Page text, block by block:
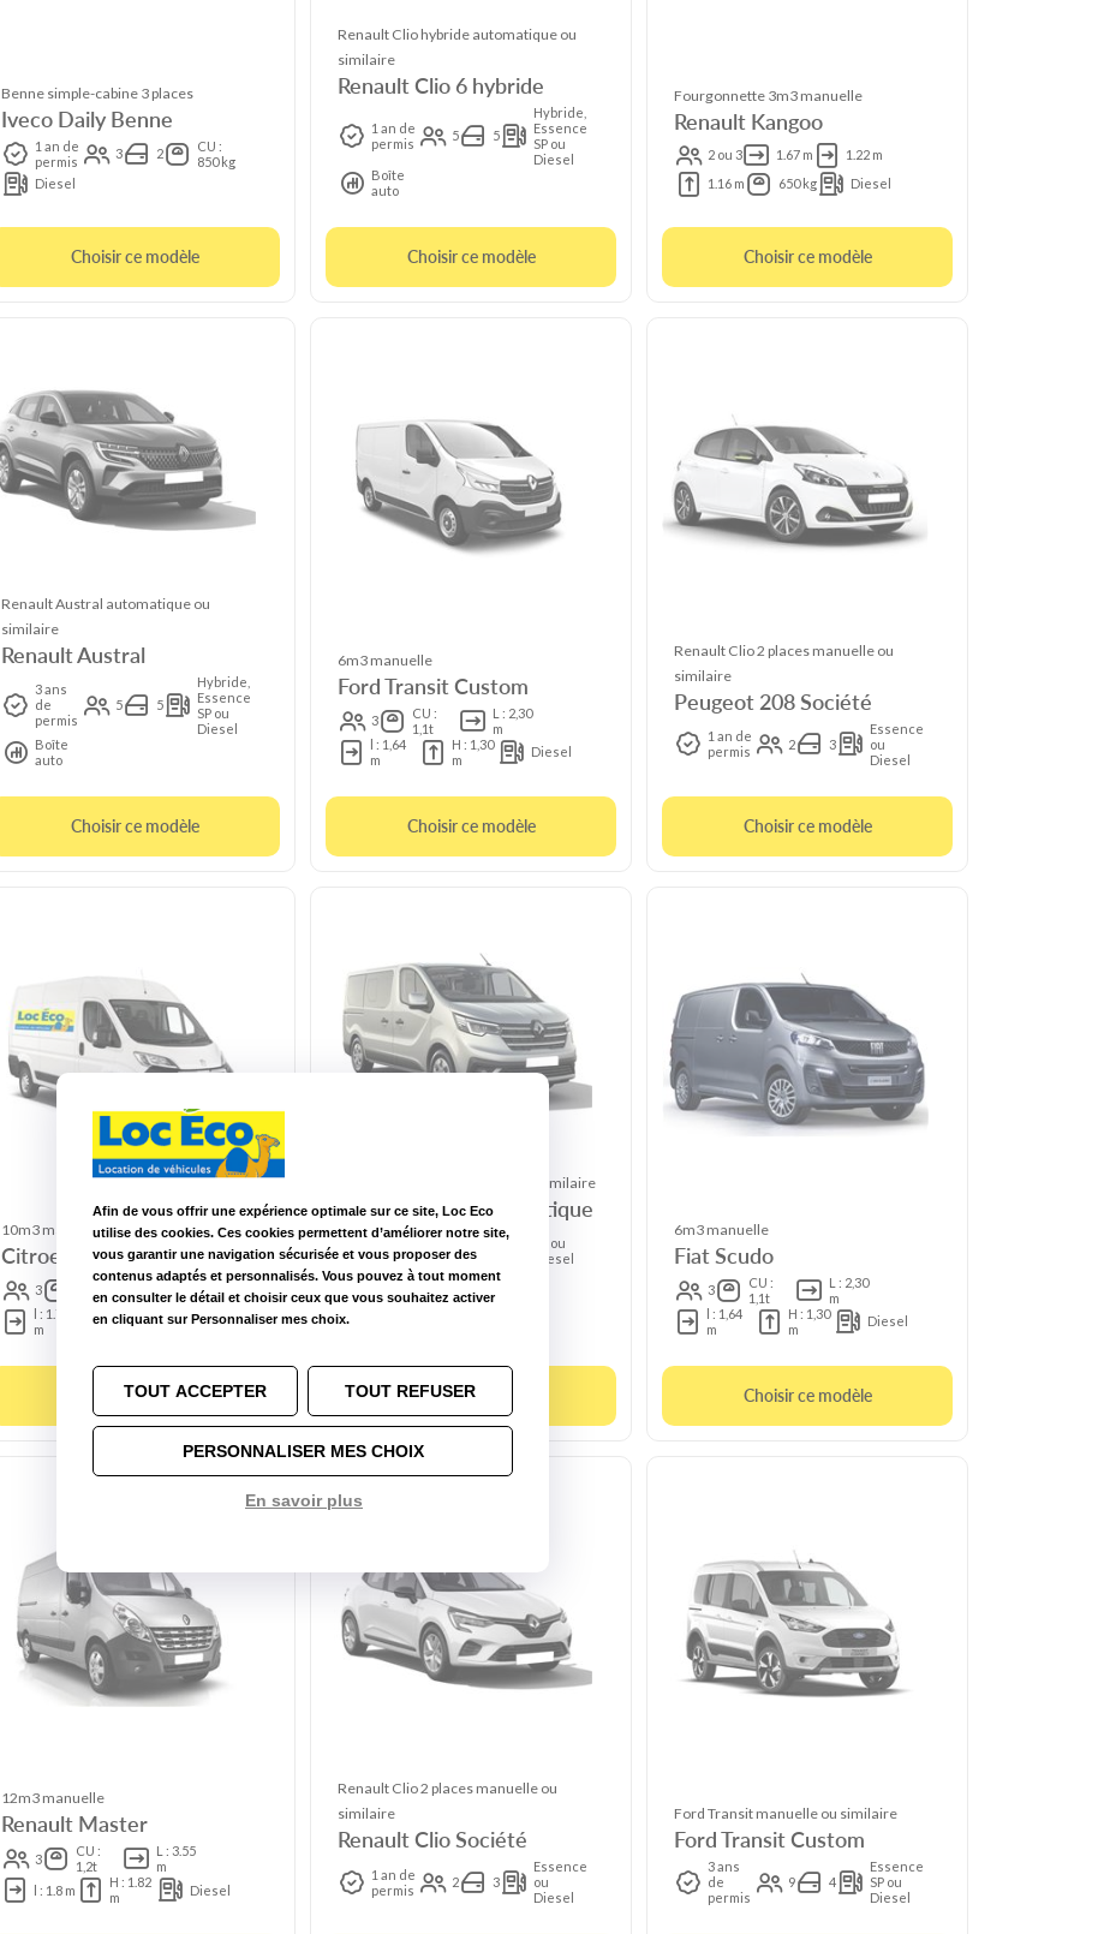
Benne simple-cabine 3 places
Iveco Daily Benne
1 an de
permis
3 2
CU :
850 kg
Diesel
Choisir ce modèle
Renault Clio hybride automatique ou
similaire
Renault Clio 6 hybride
1 an de
permis
5 5
Hybride,
Essence
SP ou
Diesel
Boîte
auto
Choisir ce modèle
Fourgonnette 3m3 manuelle
Renault Kangoo
2 ou 3 1.67 m
1.22 m
1.16 m
650 kg Diesel
Choisir ce modèle
Renault Austral automatique ou
similaire
Renault Austral
3 ans
de
permis
5 5
Hybride,
Essence
SP ou
Diesel
Boîte
auto
Choisir ce modèle
6m3 manuelle
Ford Transit Custom
3
CU :
1,1t
L : 2,30
m
l : 1,64
m
H : 1,30
m
Diesel
Choisir ce modèle
Renault Clio 2 places manuelle ou
similaire
Peugeot 208 Société
1 an de
permis
2 3
Essence
ou
Diesel
Choisir ce modèle
10m3 manuelle
Citroen Jumper
3
CU :
1.4t
L : 2.8 m
l : 1.75
m
H : 1.8
m
Diesel
Choisir ce modèle
Renault Trafic automatique ou similaire
Renault Trafic automatique
3 ans
de
permis
9
SP ou
Diesel
Boite
auto
Choisir ce modèle
6m3 manuelle
Fiat Scudo
3
CU :
1,1t
L : 2,30
m
l : 1,64
m
H : 1,30
m
Diesel
Choisir ce modèle
12m3 manuelle
Renault Master
3
CU :
1,2t
L : 3.55
m
l : 1.8 m
H : 1.82
m
Diesel
Renault Clio 2 places manuelle ou
similaire
Renault Clio Société
1 an de
permis
2 3
Essence
ou
Diesel
Ford Transit manuelle ou similaire
Ford Transit Custom
3 ans
de
permis
9 4
Essence
SP ou
Diesel
Afin de vous offrir une expérience optimale sur ce site, Loc Eco
utilise des cookies. Ces cookies permettent d’améliorer notre site,
vous garantir une navigation sécurisée et vous proposer des
contenus adaptés et personnalisés. Vous pouvez à tout moment
en consulter le détail et choisir ceux que vous souhaitez activer
en cliquant sur Personnaliser mes choix.
TOUT ACCEPTER TOUT REFUSER
PERSONNALISER MES CHOIX
En savoir plus